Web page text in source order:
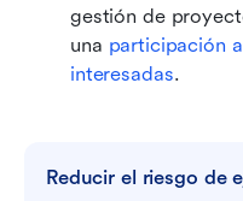
gestión de
una participación
interesadas.
Reducir el riesgo de